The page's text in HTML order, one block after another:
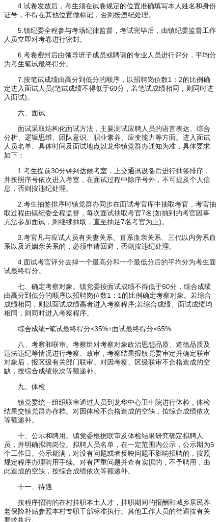
4.试卷发放后，考生须在试卷规定的位置准确填写本人姓名和身份
证号，不得在其他位置做标记，否则按违纪处理。
5.镇纪委全程参与考场纪律监督，考试完毕后，由镇纪委监督工作
人员立即对考卷进行密封。
6.考卷密封后由领导班子成员或聘请的专业人员进行评分，平均分
为考生笔试最终得分。
7.按笔试成绩由高分到低分的顺序，以招聘岗位数1：2的比例确
定进入面试人员(笔试成绩不得低于60分，若笔试成绩相同，则同时进
入面试)。
六、面试
面试采取结构化面试方法，主要测试应聘人员的语言表达、综合
分析、逻辑思维、团队意识、职业素养、应变能力等方面。进入面试
人员名单、具体时间及面试地点以龙华镇党群办通知为准，具体要求
如下：
1.考生提前30分钟到达候考室，上交通讯设备后进行抽签排序，
并按照序号依次进入考室，在面试过程中除序号外，不可提及个人信
息，否则按违纪处理。
2.考生抽签排序时镇党群办同步在面试考官库中抽取考官，考官抽
取过程由镇纪委全程监督，每次面试抽取考官7名(如抽到的考官因事
无法参加面试，则继续抽取，直至抽足7名考官为止)。
3.考官凡与应试人员有夫妻关系、直系血亲关系、三代以内旁系血
系以及近姻亲关系的，必须申请回避，否则按违纪处理。
4.面试考官评分去掉一个最高分和一个最低分后的平均分为考生面
试最终得分。
七、确定考察对象。镇党委按面试成绩不得低于60分，综合成绩
由高分到低分的顺序以招聘岗位数1：1的比例确定考察对象。若综合
成绩相同，则以面试成绩高者进入考察程序;若综合成绩、面试成绩均
相同，则同时进入考察程序。
综合成绩=笔试最终得分×35%+面试最终得分×65%
八、考察和联审。考察组对考察对象政治思想品质、道德品质及
违法违纪等情况进行考察、政审，考察结果报镇党委审定并确定联审
对象后，报区级有关部门联审。对因考察、区级联审不合格造成的空
缺，按综合成绩依次等额递补。
九、体检
镇党委统一组织联审通过人员到龙华中心卫生院进行体检，体检
结果交镇党群办存档。对因体检不合格造成的空缺，按综合成绩依次
等额递补。
十、公示和聘用。镇党委根据联审及体检结果研究确定拟聘人
员，并明确拟聘岗位。拟聘人员名单，在一定范围内公示，公示期为5
个工作日。公示期满，对没有问题或者反映问题不影响招聘的，按照
规定程序办理聘用手续。对有严重问题并查有实据的，不予聘用，由
此造成的空缺，按综合成绩依次等额递补。
十一、待遇
按程序招聘的在村挂职本土人才，挂职期间的报酬和城乡居民养
老保险补贴参照本村专职干部标准执行。其他工作人员的待遇按有关
要求执行。